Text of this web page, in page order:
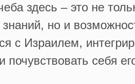
здесь – это не
но и
с Израилем,
почувствовать себя